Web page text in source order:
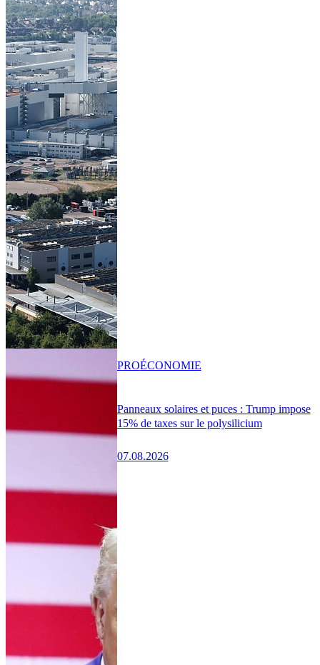
Panneaux solaires et puces : Trump impose
15% de taxes sur le polysilicium
07.08.2026
PROÉCONOMIE